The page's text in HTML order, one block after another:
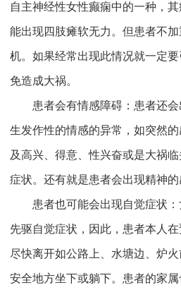
自主神经性女性癫痫中的一种，
能出现四肢瘫软无力。但患者不
机。如果经常出现此情况就一定
免造成大祸。
患者会有情感障碍：患者还
生发作性的情感的异常，如突然
及高兴、得意、性兴奋或是大祸
症状。还有就是患者会出现精神的
患者也可能会出现自觉症状
先驱自觉症状，因此，患者本人
尽快离开如公路上、水塘边、炉
安全地方坐下或躺下。患者的家